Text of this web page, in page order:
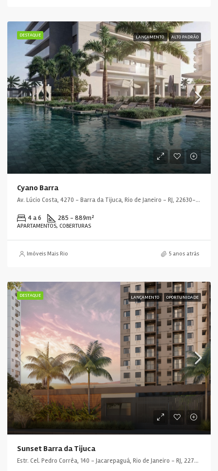
DESTAQUE LANÇAMENTO ALTO PADRÃO
Cyano Barra
Av. Lúcio Costa, 4270 - Barra da Tijuca, Rio de Janeiro - RJ, 22630-011, Brasil
4 a 6 285 - 889m²
APARTAMENTOS, COBERTURAS
Imóveis Mais Rio 5 anos atrás
DESTAQUE LANÇAMENTO OPORTUNIDADE
Sunset Barra da Tijuca
Estr. Cel. Pedro Corrêa, 140 - Jacarepaguá, Rio de Janeiro - RJ, 22775-090, Brasil